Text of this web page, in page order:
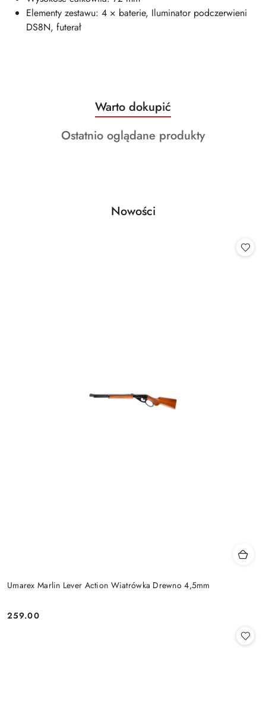
Elementy zestawu: 4 × baterie, Iluminator podczerwieni
DS8N, futerał
Pomiń karuzelę produktów
Produkty
o
statusie:
Warto dokupić
Produkty
Ostatnio oglądane produkty
Pomiń karuzelę produktów
Produkty
Nowości
Umarex Marlin Lever Action Wiatrówka Drewno 4,5mm
Cena:
259.00